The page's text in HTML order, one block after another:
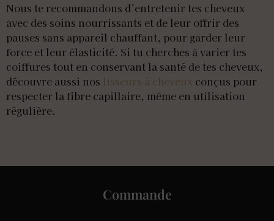
Nous te recommandons d’entretenir tes cheveux
avec des soins nourrissants et de leur offrir des
pauses sans appareil chauffant, pour garder leur
force et leur élasticité. Si tu cherches à varier tes
coiffures tout en conservant la santé de tes cheveux,
découvre aussi nos lisseurs à cheveux conçus pour
respecter la fibre capillaire, même en utilisation
régulière.
Commande